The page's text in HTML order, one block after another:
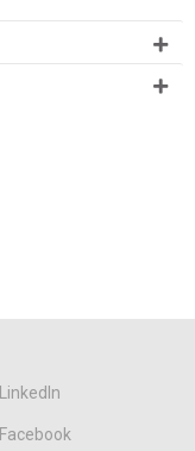
LinkedIn
Facebook